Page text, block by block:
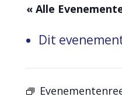
« Alle
Dit